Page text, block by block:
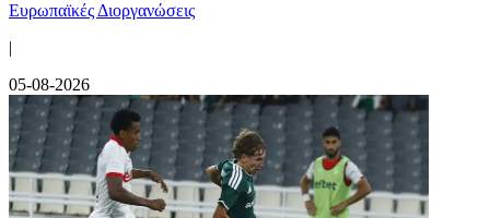
Ευρωπαϊκές Διοργανώσεις
|
05-08-2026